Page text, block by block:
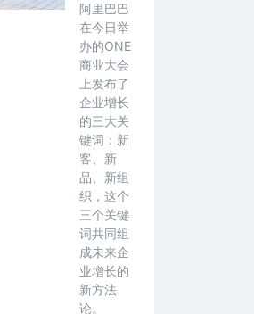
阿里巴巴
在今日举
办的ONE
商业大会
上发布了
企业增长
的三大关
键词：新
客、新
品、新组
织，这个
三个关键
词共同组
成未来企
业增长的
新方法
论。